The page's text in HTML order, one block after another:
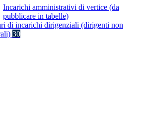
Incarichi amministrativi di vertice (da
pubblicare in tabelle)
di incarichi dirigenziali (dirigenti non
30